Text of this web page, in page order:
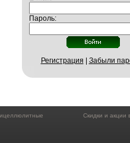
Пароль:
Регистрация Забыли
Скидки и акции